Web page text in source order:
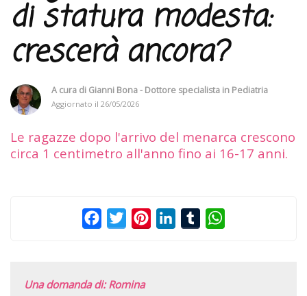
di statura modesta:
crescerà ancora?
A cura di Gianni Bona - Dottore specialista in Pediatria
Aggiornato il 26/05/2026
Le ragazze dopo l'arrivo del menarca crescono
circa 1 centimetro all'anno fino ai 16-17 anni.
FacebookTwitterPinterestLinkedInTumblr
Una domanda di: Romina